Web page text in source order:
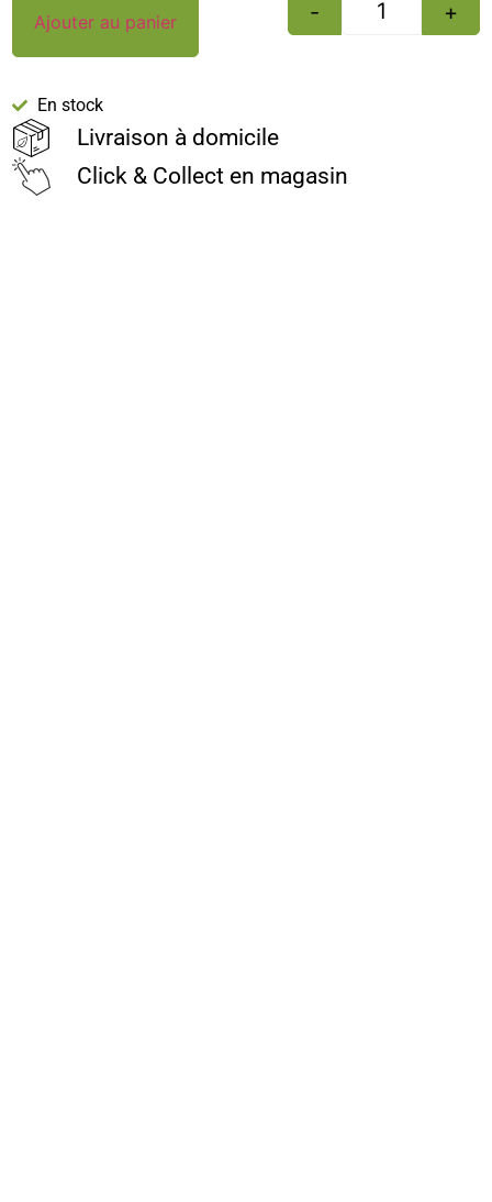
- +
Ajouter au panier
En stock
Livraison à domicile
Click & Collect en magasin